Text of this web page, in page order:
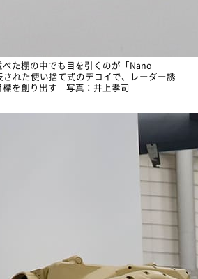
た棚の中でも目を引くのが「Nano
された使い捨て式のデコイで、レーダー誘
標を創り出す 写真：井上孝司